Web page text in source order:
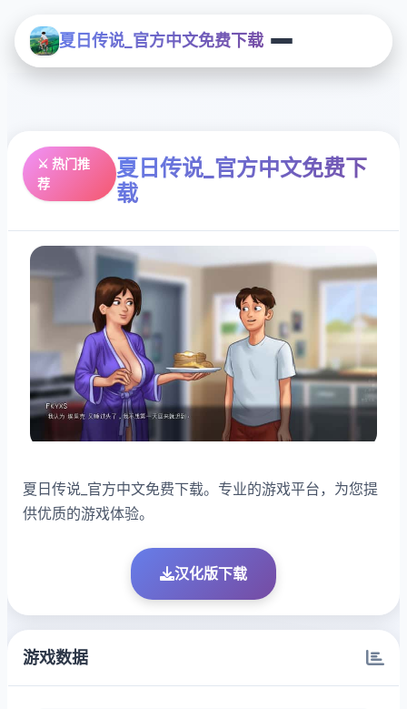
夏日传说_官方中文免费下载
⚔️ 热门推
荐
夏日传说_官方中文免费下
载
夏日传说_官方中文免费下载。专业的游戏平台，为您提
供优质的游戏体验。
汉化版下载
游戏数据